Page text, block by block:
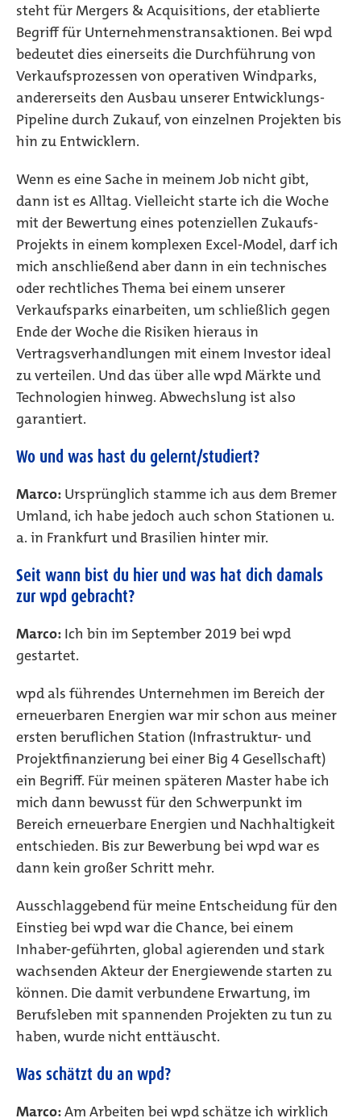
steht für Mergers & Acquisitions, der etablierte
Begriff für Unternehmenstransaktionen. Bei wpd
bedeutet dies einerseits die Durchführung von
Verkaufsprozessen von operativen Windparks,
andererseits den Ausbau unserer Entwicklungs-
Pipeline durch Zukauf, von einzelnen Projekten bis
hin zu Entwicklern.
Wenn es eine Sache in meinem Job nicht gibt,
dann ist es Alltag. Vielleicht starte ich die Woche
mit der Bewertung eines potenziellen Zukaufs-
Projekts in einem komplexen Excel-Model, darf ich
mich anschließend aber dann in ein technisches
oder rechtliches Thema bei einem unserer
Verkaufsparks einarbeiten, um schließlich gegen
Ende der Woche die Risiken hieraus in
Vertragsverhandlungen mit einem Investor ideal
zu verteilen. Und das über alle wpd Märkte und
Technologien hinweg. Abwechslung ist also
garantiert.
Wo und was hast du gelernt/studiert?
Marco: Ursprünglich stamme ich aus dem Bremer
Umland, ich habe jedoch auch schon Stationen u.
a. in Frankfurt und Brasilien hinter mir.
Seit wann bist du hier und was hat dich damals
zur wpd gebracht?
Marco: Ich bin im September 2019 bei wpd
gestartet.
wpd als führendes Unternehmen im Bereich der
erneuerbaren Energien war mir schon aus meiner
ersten beruflichen Station (Infrastruktur- und
Projektfinanzierung bei einer Big 4 Gesellschaft)
ein Begriff. Für meinen späteren Master habe ich
mich dann bewusst für den Schwerpunkt im
Bereich erneuerbare Energien und Nachhaltigkeit
entschieden. Bis zur Bewerbung bei wpd war es
dann kein großer Schritt mehr.
Ausschlaggebend für meine Entscheidung für den
Einstieg bei wpd war die Chance, bei einem
Inhaber-geführten, global agierenden und stark
wachsenden Akteur der Energiewende starten zu
können. Die damit verbundene Erwartung, im
Berufsleben mit spannenden Projekten zu tun zu
haben, wurde nicht enttäuscht.
Was schätzt du an wpd?
Marco:Am Arbeiten bei wpd schätze ich wirklich